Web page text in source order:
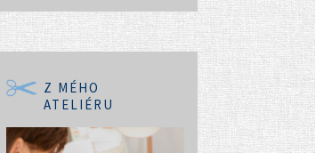
Z MÉHO
ATELIÉRU